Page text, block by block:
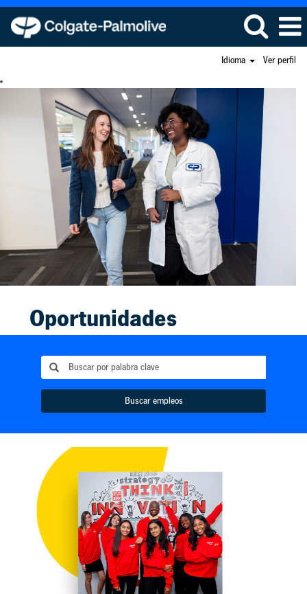
Idioma Ver perfil
Oportunidades
trabajo
para
Ofrecemos
diversas
pasantías y
prácticas
profesionales
que brindan una
oportunidad
invaluable de
trabajo para
estudiantes junto
con miembros de
Buscar empleos